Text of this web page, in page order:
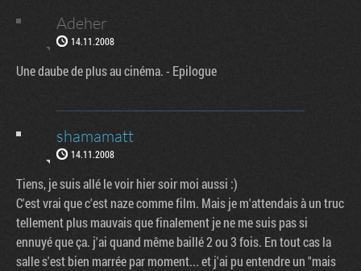
Adeher
14.11.2008
Une daube de plus au cinéma. - Epilogue
shamamatt
14.11.2008
Tiens, je suis allé le voir hier soir moi aussi :)
C'est vrai que c'est naze comme film. Mais je m'attendais à un truc
tellement plus mauvais que finalement je ne me suis pas si
ennuyé que ça. j'ai quand même baillé 2 ou 3 fois. En tout cas la
salle s'est bien marrée par moment... et j'ai pu entendre un "mais